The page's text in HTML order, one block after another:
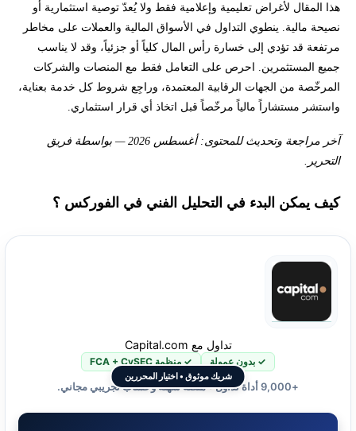
هذا المقال لأغراض تعليمية وإعلامية فقط ولا يُعدّ توصية استثمارية أو
نصيحة مالية. ينطوي التداول في الأسواق المالية والعملات على مخاطر
مرتفعة قد تؤدي إلى خسارة رأس المال كلياً أو جزئياً، وقد لا يناسب
جميع المستثمرين. احرص على التعامل فقط مع المنصات والشركات
المرخّصة من الجهات الرقابية المعتمدة، وراجِع شروط كل خدمة بعناية،
واستشر مستشاراً مالياً مرخّصاً قبل اتخاذ أي قرار استثماري.
آخر مراجعة وتحديث للمحتوى: أغسطس 2026 — بواسطة فريق
التحرير.
كيف يمكن البدء في التحليل الفني في الفوركس ؟
شريك موثوق • اختيار المحررين
تداول مع Capital.com
✓ بدون عمولة ✓ منظمة FCA + CySEC
+9,000 أداة تداول • منصة سهلة وحساب تجريبي مجاني.